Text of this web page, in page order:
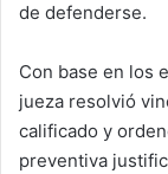
de defenderse.
Con base en los
jueza resolvió
calificado y
preventiva